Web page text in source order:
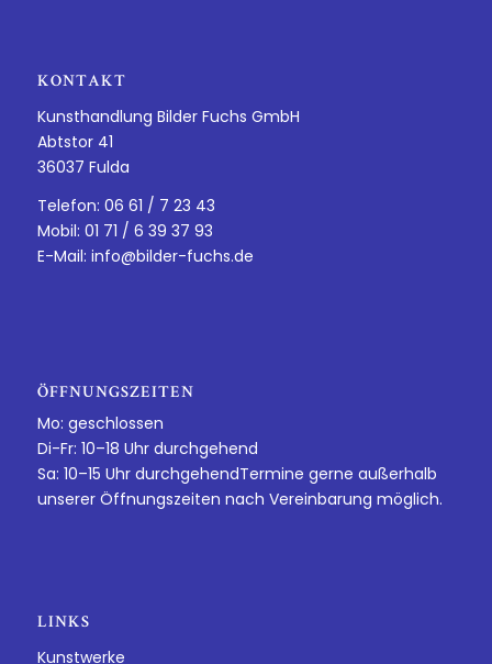
KONTAKT
Kunsthandlung Bilder Fuchs GmbH
Abtstor 41
36037 Fulda
Telefon: 06 61 / 7 23 43
Mobil: 01 71 / 6 39 37 93
E-Mail: info@bilder-fuchs.de
ÖFFNUNGSZEITEN
Mo: geschlossen
Di-Fr: 10–18 Uhr durchgehend
Sa: 10–15 Uhr durchgehendTermine gerne außerhalb
unserer Öffnungszeiten nach Vereinbarung möglich.
LINKS
Kunstwerke